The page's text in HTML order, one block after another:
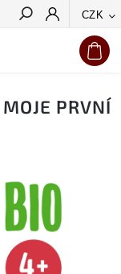
CZK
Hledat
PRVNÍ